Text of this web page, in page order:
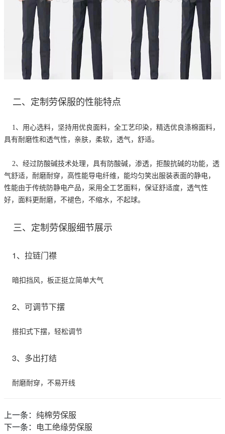
二、定制劳保服的性能特点
1、用心选料，坚持用优良面料，全工艺印染，精选优良涤棉面料，
具有耐磨性和透气性，亲肤，柔软，透气，舒适。
2、经过防酸碱技术处理，具有防酸碱，渗透，拒酸抗碱的功能，透
气舒适，耐磨耐穿，高性能导电纤维，能均匀笑出服装表面的静电，
性能由于传统防静电产品，采用全工艺面料，保证舒适度，透气性
好，面料更耐磨，不褪色，不缩水，不起球。
三、定制劳保服细节展示
1、拉链门襟
暗扣挡风，板正挺立简单大气
2、可调节下摆
搭扣式下摆，轻松调节
3、多出打结
耐磨耐穿，不易开线
上一条： 纯棉劳保服
下一条： 电工绝缘劳保服